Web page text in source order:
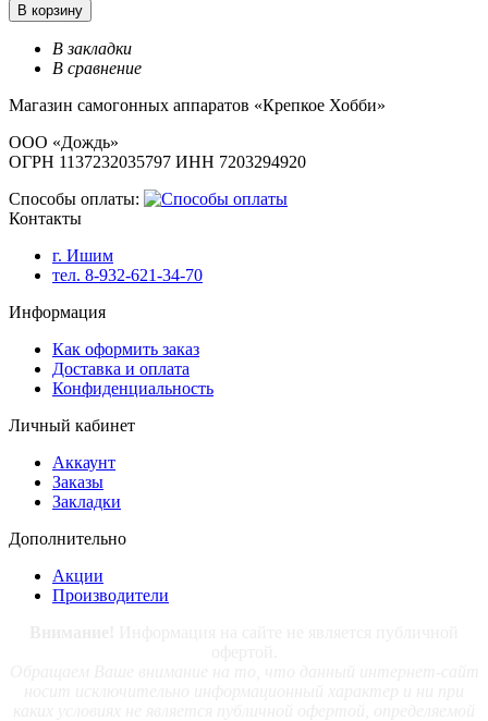
В корзину
В закладки
В сравнение
Магазин самогонных аппаратов «Крепкое Хобби»
ООО «Дождь»
ОГРН 1137232035797 ИНН 7203294920
Способы оплаты:
Контакты
г. Ишим
тел. 8-932-621-34-70
Информация
Как оформить заказ
Доставка и оплата
Конфиденциальность
Личный кабинет
Аккаунт
Заказы
Закладки
Дополнительно
Акции
Производители